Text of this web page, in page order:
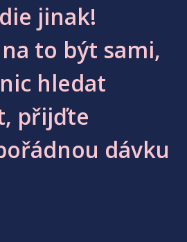
jinak!
to být sami,
hledat
přijďte
dávku